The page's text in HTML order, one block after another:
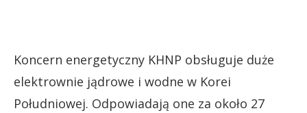
Koncern energetyczny KHNP obsługuje duże
elektrownie jądrowe i wodne w Korei
Południowej. Odpowiadają one za około 27